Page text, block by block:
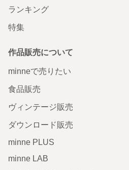
ランキング
特集
作品販売について
minneで売りたい
食品販売
ヴィンテージ販売
ダウンロード販売
minne PLUS
minne LAB